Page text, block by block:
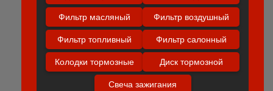
Фильтр масляный Фильтр воздушный
Фильтр топливный Фильтр салонный
Колодки тормозные Диск тормозной
Свеча зажигания